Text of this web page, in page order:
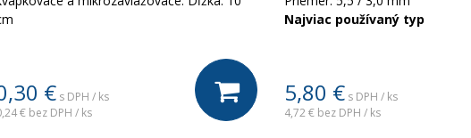
€ s DPH / ks
€ bez DPH / ks
Najviac používaný typ
5,80 € s DPH / ks
4,72 € bez DPH / ks